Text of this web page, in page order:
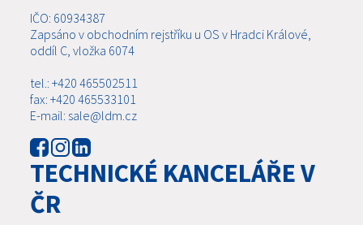
IČO: 60934387
Zapsáno v obchodním rejstříku u OS v Hradci Králové,
oddíl C, vložka 6074
tel.: +420 465502511
fax: +420 465533101
E-mail: sale@ldm.cz
TECHNICKÉ KANCELÁŘE V
ČR